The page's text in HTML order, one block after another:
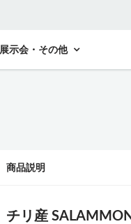
展示会・その他
商品説明
チリ 産